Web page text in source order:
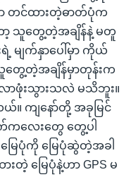
ာ တင်ထားတဲ့ဓာတ်ပုံက
သူတွေ့တဲ့အချိန်နဲ့ မတူ
မျက်နှာပေါ်မှာ ကိုယ်
တွေ့တဲ့အချိန်မှာတုန်းက
ာဖုံးသွားသလဲ မသိဘူး။
ကျနော်တို့ အခုမြင်
ကလေးတွေ တွေ့ပါ
ြေပုံကို မြေပုံဆွဲတဲ့အခါ
းတဲ့ မြေပုံနဲ့ဟာ GPS မ